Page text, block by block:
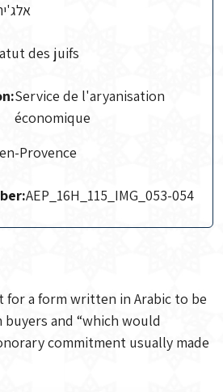
des juifs
Service de l'aryanisation
économique
Provence
AEP_16H_115_IMG_053-054
for a form written in Arabic to be
and “which would
commitment usually made